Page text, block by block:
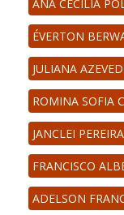
ANA CECÍLIA
ÉVERTON
JULIANA
ROMINA SOFIA
JANCLEI
FRANCISCO
ADELSON